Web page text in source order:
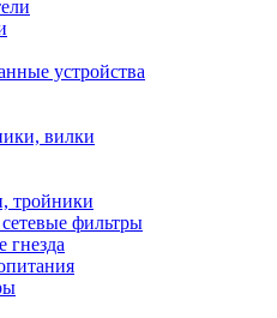
устройства
вилки
тройники
фильтры
гнезда